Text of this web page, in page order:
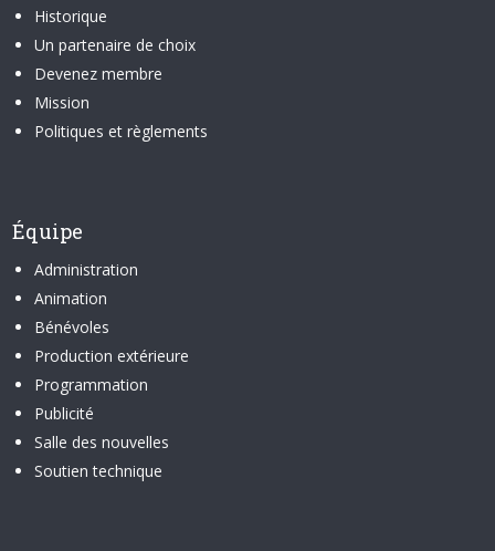
Historique
Un partenaire de choix
Devenez membre
Mission
Politiques et règlements
Équipe
Administration
Animation
Bénévoles
Production extérieure
Programmation
Publicité
Salle des nouvelles
Soutien technique